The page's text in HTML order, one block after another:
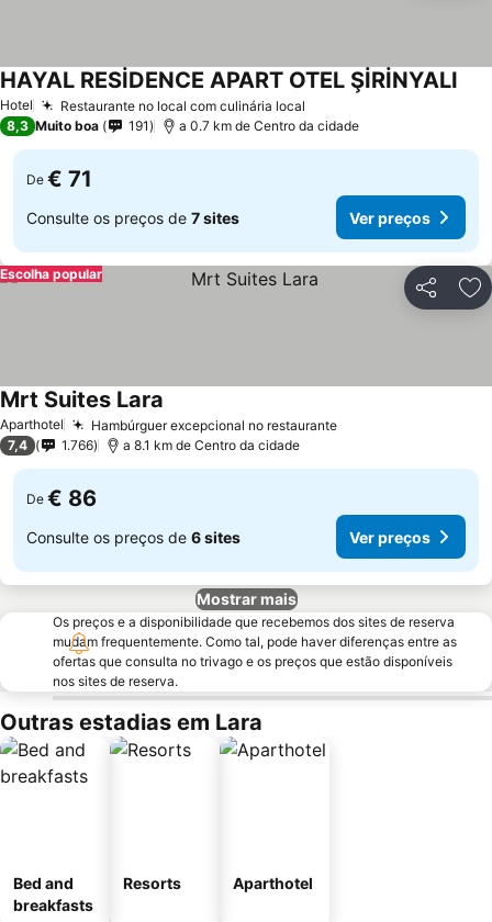
Hotel Restaurante no local com culinária local
HAYAL RESİDENCE APART OTEL ŞİRİNYALI
8,3 Muito boa 191 a 0.7 km de Centro da cidade
De € 71
Consulte os preços de 7 sites Ver preços
Partilhar
Escolha popular
Aparthotel Hambúrguer excepcional no restaurante
Mrt Suites Lara
7,4 1.766 a 8.1 km de Centro da cidade
De € 86
Consulte os preços de 6 sites Ver preços
Mostrar mais
Os preços e a disponibilidade que recebemos dos sites de reserva
mudam frequentemente. Como tal, pode haver diferenças entre as
ofertas que consulta no trivago e os preços que estão disponíveis
nos sites de reserva.
Outras estadias em Lara
Bed and
breakfasts
Resorts Aparthotel